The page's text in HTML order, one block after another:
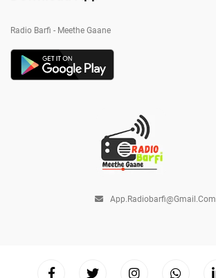
Radio Barfi - Meethe Gaane
App.radiobarfi@gmail.com